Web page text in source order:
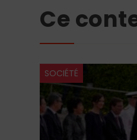
Ce
SOCIÉTÉ